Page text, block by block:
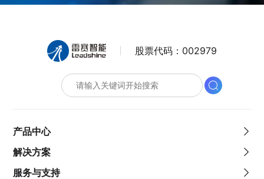
股票代码： 002979
产品中心
解决方案
服务与支持